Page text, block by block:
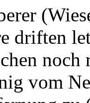
driften
vom